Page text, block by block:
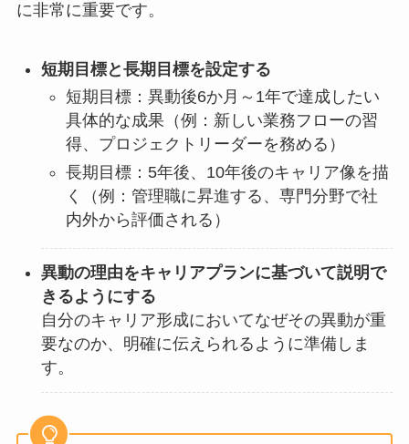
に非常に重要です。
短期目標と長期目標を設定する
短期目標：異動後6か月～1年で達成したい
具体的な成果（例：新しい業務フローの習
得、プロジェクトリーダーを務める）
長期目標：5年後、10年後のキャリア像を描
く（例：管理職に昇進する、専門分野で社
内外から評価される）
異動の理由をキャリアプランに基づいて説明で
きるようにする
自分のキャリア形成においてなぜその異動が重
要なのか、明確に伝えられるように準備しま
す。